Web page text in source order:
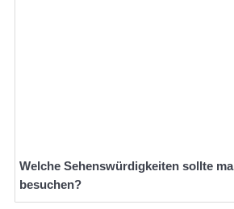
Welche Sehenswürdigkeiten sollte
besuchen?